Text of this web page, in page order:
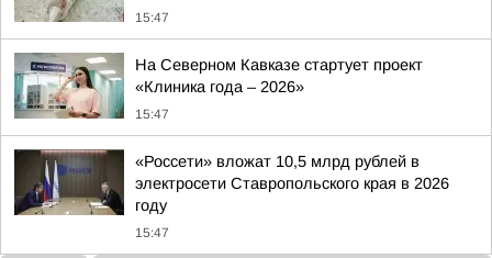
15:47
На Северном Кавказе стартует проект
«Клиника года – 2026»
15:47
«Россети» вложат 10,5 млрд рублей в
электросети Ставропольского края в 2026
году
15:47